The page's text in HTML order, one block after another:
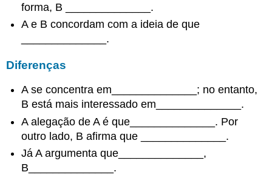
forma, B ______________.
A e B concordam com a ideia de que
______________.
Diferenças
A se concentra em______________; no entanto,
B está mais interessado em______________.
A alegação de A é que______________. Por
outro lado, B afirma que ______________.
Já A argumenta que______________,
B______________.